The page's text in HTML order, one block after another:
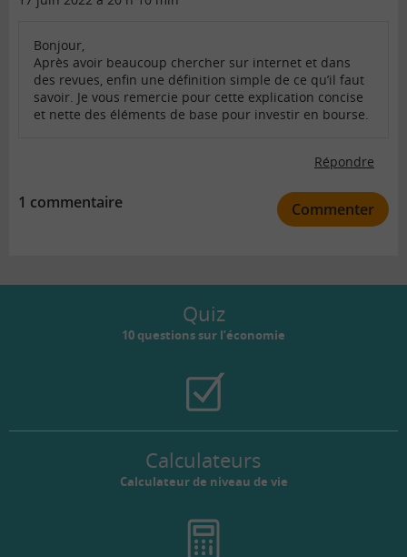
Bonjour,
Après avoir beaucoup chercher sur internet et dans
des revues, enfin une définition simple de ce qu’il faut
savoir. Je vous remercie pour cette explication concise
et nette des éléments de base pour investir en bourse.
Répondre
1 commentaire Commenter
Quiz
10 questions sur l’économie
Calculateurs
Calculateur de niveau de vie